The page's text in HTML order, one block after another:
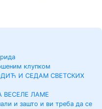
клупком
И СЕДАМ СВЕТСКИХ
ВЕСЕЛЕ ЛАМЕ
и зашто и ви треба да се